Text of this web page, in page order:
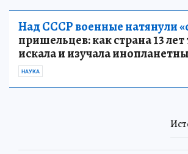
Над СССР военные натянули
пришельцев: как страна 13
искала и изучала
НАУКА